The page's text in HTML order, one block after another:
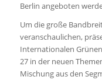
Berlin angeboten
Um die große
veranschaulichen,
Internationalen
27 in der neuen
Mischung aus den